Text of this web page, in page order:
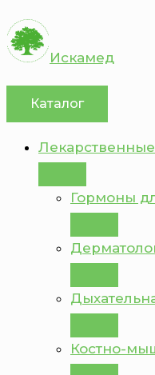
Искамед
Каталог
Гормоны
Костно-